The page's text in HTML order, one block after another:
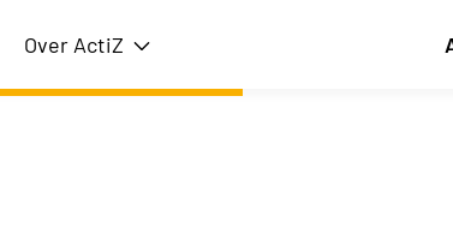
Over ActiZ Toon submenu voor Over ActiZ